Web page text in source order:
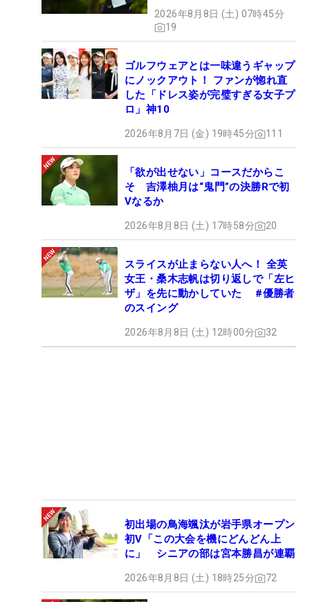
2026年8月8日 (土) 07時45分
19
ゴルフウェアとは一味違うギャップ
にノックアウト！ ファンが惚れ直
した「ドレス姿が完璧すぎる女子プ
ロ」神10
2026年8月7日 (金) 19時45分 111
「欲が出せない」コースだからこ
そ 吉澤柚月は“鬼門”の決勝Rで初
Vなるか
2026年8月8日 (土) 17時58分 20
スライスが止まらない人へ！ 全英
女王・桑木志帆は切り返しで「左ヒ
ザ」を先に動かしていた #優勝者
のスイング
2026年8月8日 (土) 12時00分 32
初出場の鳥海颯汰が岩手県オープン
初V「この大会を機にどんどん上
に」 シニアの部は宮本勝昌が連覇
2026年8月8日 (土) 18時25分 72